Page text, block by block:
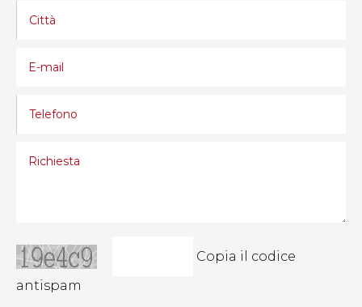
Copia il codice
antispam